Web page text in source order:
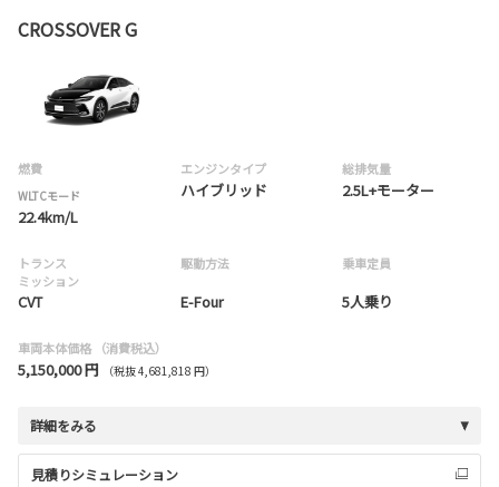
CROSSOVER G
燃費
WLTCモード
22.4km/L
エンジンタイプ
ハイブリッド
総排気量
2.5L+モーター
トランス
ミッション
CVT
駆動方法
E-Four
乗車定員
5人乗り
車両本体価格 （消費税込）
5,150,000 円 （税抜 4,681,818 円）
詳細をみる
見積りシミュレーション